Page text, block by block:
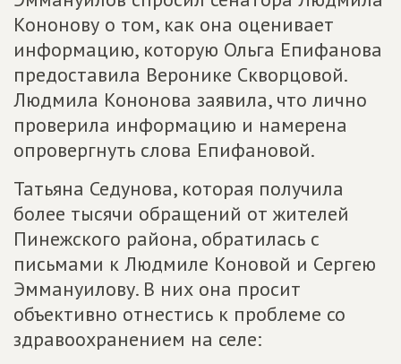
Кононову о том, как она оценивает
информацию, которую Ольга Епифанова
предоставила Веронике Скворцовой.
Людмила Кононова заявила, что лично
проверила информацию и намерена
опровергнуть слова Епифановой.
Татьяна Седунова, которая получила
более тысячи обращений от жителей
Пинежского района, обратилась с
письмами к Людмиле Коновой и Сергею
Эммануилову. В них она просит
объективно отнестись к проблеме со
здравоохранением на селе: